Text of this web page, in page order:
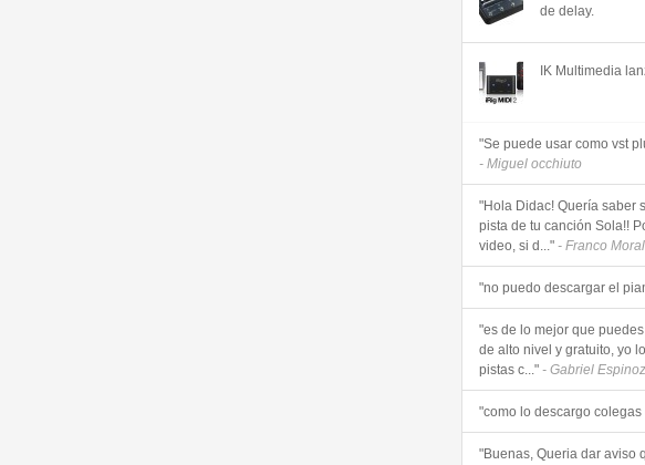
de delay.
IK Multimedia
"Se puede usar como vst
- Miguel occhiuto
"Hola Didac! Quería saber
pista de tu canción Sola!!
video, si d..." - Franco
"no puedo descargar el
"es de lo mejor que
de alto nivel y gratuito, yo
pistas c..." - Gabriel
"como lo descargo colegas
"Buenas, Queria dar aviso